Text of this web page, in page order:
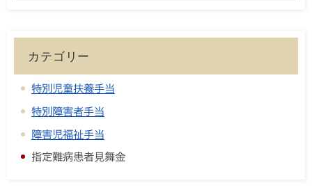
カテゴリー
特別児童扶養手当
特別障害者手当
障害児福祉手当
指定難病患者見舞金